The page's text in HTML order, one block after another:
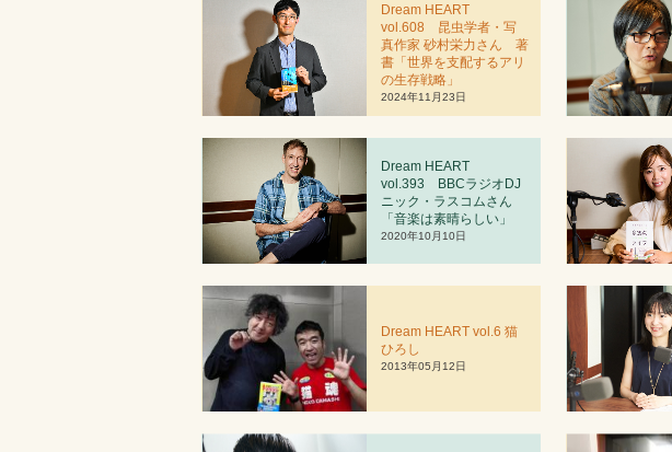
Dream HEART
vol.608 昆虫学者・写
真作家 砂村栄力さん 著
書「世界を支配するアリ
の生存戦略」
2024年11月23日
Dream HEART
vol.393 BBCラジオDJ
ニック・ラスコムさん
「音楽は素晴らしい」
2020年10月10日
Dream HEART vol.6 猫
ひろし
2013年05月12日